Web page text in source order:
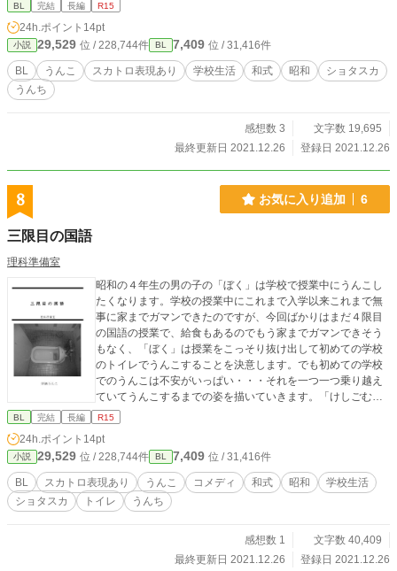
BL 完結 長編 R15
24h.ポイント 14pt
小説 29,529 位 / 228,744件 BL 7,409 位 / 31,416件
BL うんこ スカトロ表現あり 学校生活 和式 昭和
ショタスカ
うんち
感想数 3
文字数 19,695
最終更新日 2021.12.26
登録日 2021.12.26
8 お気に入り追加 6
三限目の国語
理科準備室
昭和の４年生の男の子の「ぼく」は学校で授業中にうんこし
たくなります。学校の授業中にこれまで入学以来これまで無
事に家までガマンできたのですが、今回ばかりはまだ４限目
の国語の授業で、給食もあるのでもう家までガマンできそう
もなく、「ぼく」は授業をこっそり抜け出して初めての学校
のトイレでうんこすることを決意します。でも初めての学校
でのうんこは不安がいっぱい・・・それを一つ一つ乗り越え
ていてうんこするまでの姿を描いていきます。「けしごむ」
さんからいただいたイラスト入り。
BL 完結 長編 R15
24h.ポイント 14pt
小説 29,529 位 / 228,744件 BL 7,409 位 / 31,416件
BL スカトロ表現あり うんこ コメディ 和式 昭和
学校生活
ショタスカ
トイレ うんち
感想数 1
文字数 40,409
最終更新日 2021.12.26
登録日 2021.12.26